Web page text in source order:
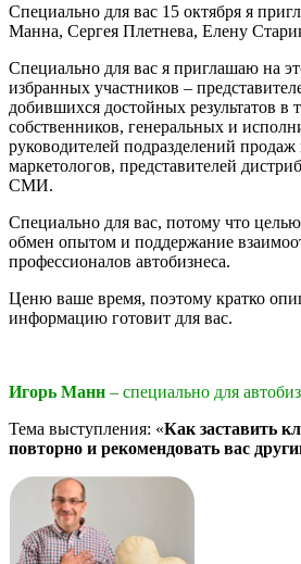
Специально для вас 15 октября я
Манна, Сергея Плетнева, Елену
Специально для вас я приглашаю на
избранных участников –
добившихся достойных результатов в
собственников, генеральных и
руководителей подразделений продаж
маркетологов, представителей
СМИ.
Специально для вас, потому что
обмен опытом и поддержание
профессионалов автобизнеса.
Ценю ваше время, поэтому кратко
информацию готовит для вас.
Игорь Манн – специально для
Тема выступления: «Как заставить
повторно и рекомендовать вас